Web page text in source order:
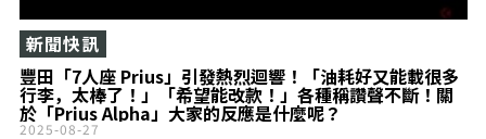
豐田「7人座 Prius」引發熱烈迴響！「油耗好又能載很多
行李，太棒了！」「希望能改款！」各種稱讚聲不斷！關
於「Prius Alpha」大家的反應是什麼呢？
新聞快訊
2025-08-27